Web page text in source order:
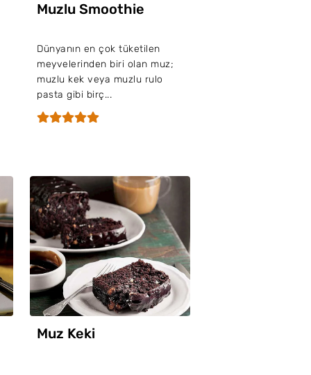
Muzlu Smoothie
Dünyanın en çok tüketilen
meyvelerinden biri olan muz;
muzlu kek veya muzlu rulo
pasta gibi birç...
Muz Keki